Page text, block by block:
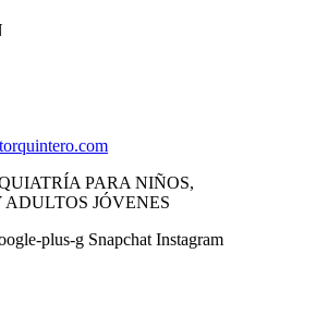
PARA NIÑOS,
JÓVENES
plus-g Snapchat Instagram